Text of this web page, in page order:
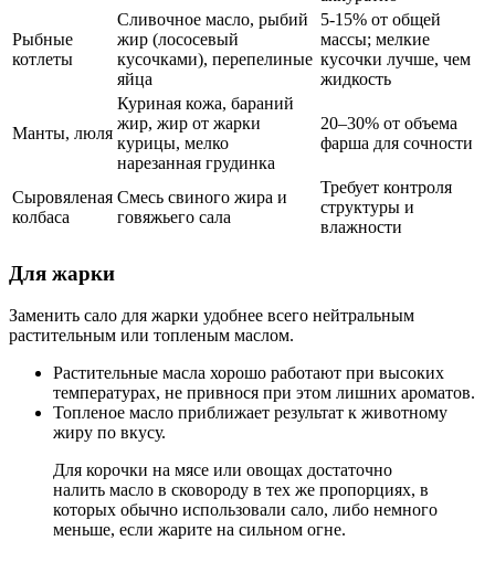
Рыбные
котлеты
Сливочное масло, рыбий
жир (лососевый
кусочками), перепелиные
яйца
5-15% от общей
массы; мелкие
кусочки лучше, чем
жидкость
Манты, люля
Куриная кожа, бараний
жир, жир от жарки
курицы, мелко
нарезанная грудинка
20–30% от объема
фарша для сочности
Сыровяленая
колбаса
Смесь свиного жира и
говяжьего сала
Требует контроля
структуры и
влажности
Для жарки
Заменить сало для жарки удобнее всего нейтральным
растительным или топленым маслом.
Растительные масла хорошо работают при высоких
температурах, не привнося при этом лишних ароматов.
Топленое масло приближает результат к животному
жиру по вкусу.
Для корочки на мясе или овощах достаточно
налить масло в сковороду в тех же пропорциях, в
которых обычно использовали сало, либо немного
меньше, если жарите на сильном огне.